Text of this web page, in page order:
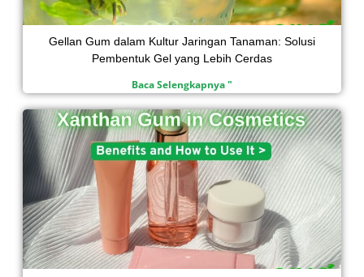
Gellan Gum dalam Kultur Jaringan Tanaman: Solusi
Pembentuk Gel yang Lebih Cerdas
Baca Selengkapnya "